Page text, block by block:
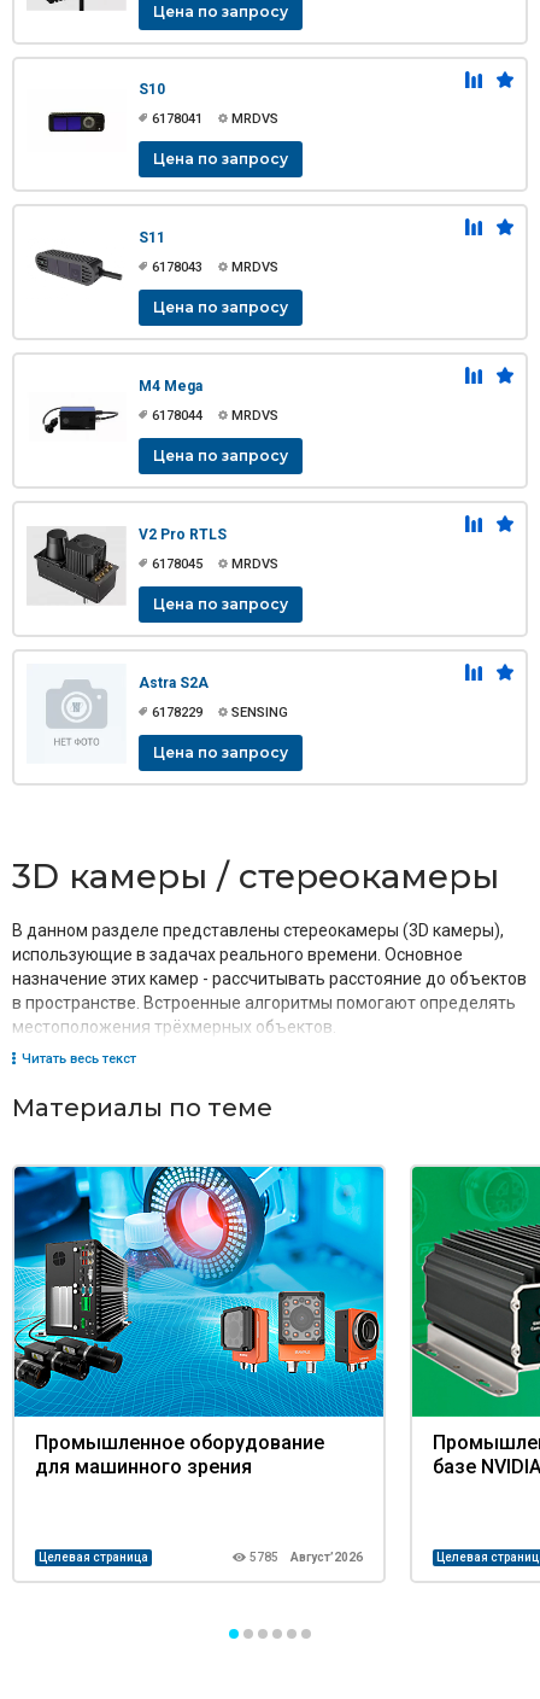
Цена по запросу
S10
6178041 MRDVS
Цена по запросу
S11
6178043 MRDVS
Цена по запросу
M4 Mega
6178044 MRDVS
Цена по запросу
V2 Pro RTLS
6178045 MRDVS
Цена по запросу
Astra S2A
6178229 SENSING
Цена по запросу
3D камеры / стереокамеры
В данном разделе представлены стереокамеры (3D камеры),
использующие в задачах реального времени. Основное
назначение этих камер - рассчитывать расстояние до объектов
в пространстве. Встроенные алгоритмы помогают определять
местоположения трёхмерных объектов.
Читать весь текст
Материалы по теме
Промышленное оборудование
для машинного зрения
Целевая страница 5785 Август’2026
базе
Целевая